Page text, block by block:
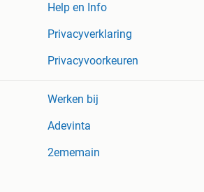
Help en Info
Privacyverklaring
Privacyvoorkeuren
Werken bij
Adevinta
2ememain